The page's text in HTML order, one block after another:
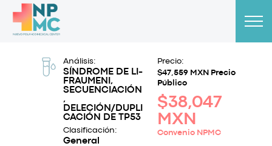
Análisis:
SÍNDROME DE LI-
FRAUMENI,
SECUENCIACIÓN
,
DELECIÓN/DUPLI
CACIÓN DE TP53
Clasificación:
General
Precio:
$47,559 MXN Precio
Público
$38,047
MXN
Convenio NPMC